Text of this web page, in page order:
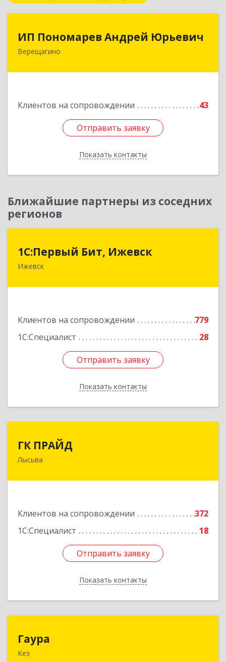
ИП Пономарев Андрей Юрьевич
Верещагино
Клиентов на сопровождении 43
Отправить заявку
Показать контакты
ИП Пономарев Андрей Юрьевич
617120, Пермский край, Верещагинский р-н,
Отправить заявку
Назад
Ближайшие партнеры из соседних
регионов
1С:Первый Бит, Ижевск
Ижевск
Клиентов на сопровождении
779
1С:Специалист
28
Отправить заявку
Показать контакты
1С:Первый Бит, Ижевск
Отправить заявку
Назад
ГК ПРАЙД
Лысьва
Клиентов на сопровождении
372
1С:Специалист
18
Отправить заявку
Показать контакты
618909, Пермский край, Лысьва г, Репина ул,
Отправить заявку
Назад
Гаура
Кез